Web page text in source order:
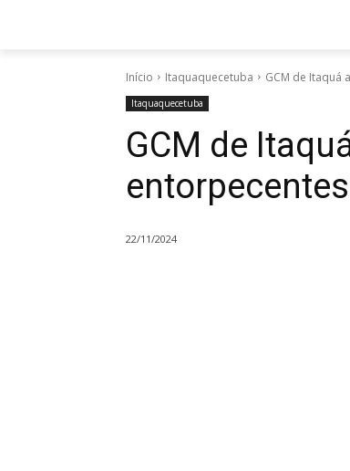
Início Itaquaquecetuba GCM de Itaquá
Itaquaquecetuba
GCM de
22/11/2024